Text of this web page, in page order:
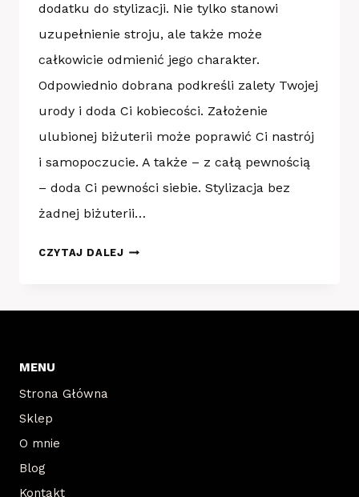
dodatku do stylizacji. Nie tylko stanowi
uzupełnienie stroju, ale także może
całkowicie odmienić jego charakter.
Odpowiednio dobrana podkreśli zalety Twojej
urody i doda Ci kobiecości. Założenie
ulubionej biżuterii może poprawić Ci nastrój
i samopoczucie. A także – z całą pewnością
– doda Ci pewności siebie. Stylizacja bez
żadnej biżuterii…
CZYTAJ DALEJJAK
MENU
Strona Główna
Sklep
O mnie
Blog
Kontakt